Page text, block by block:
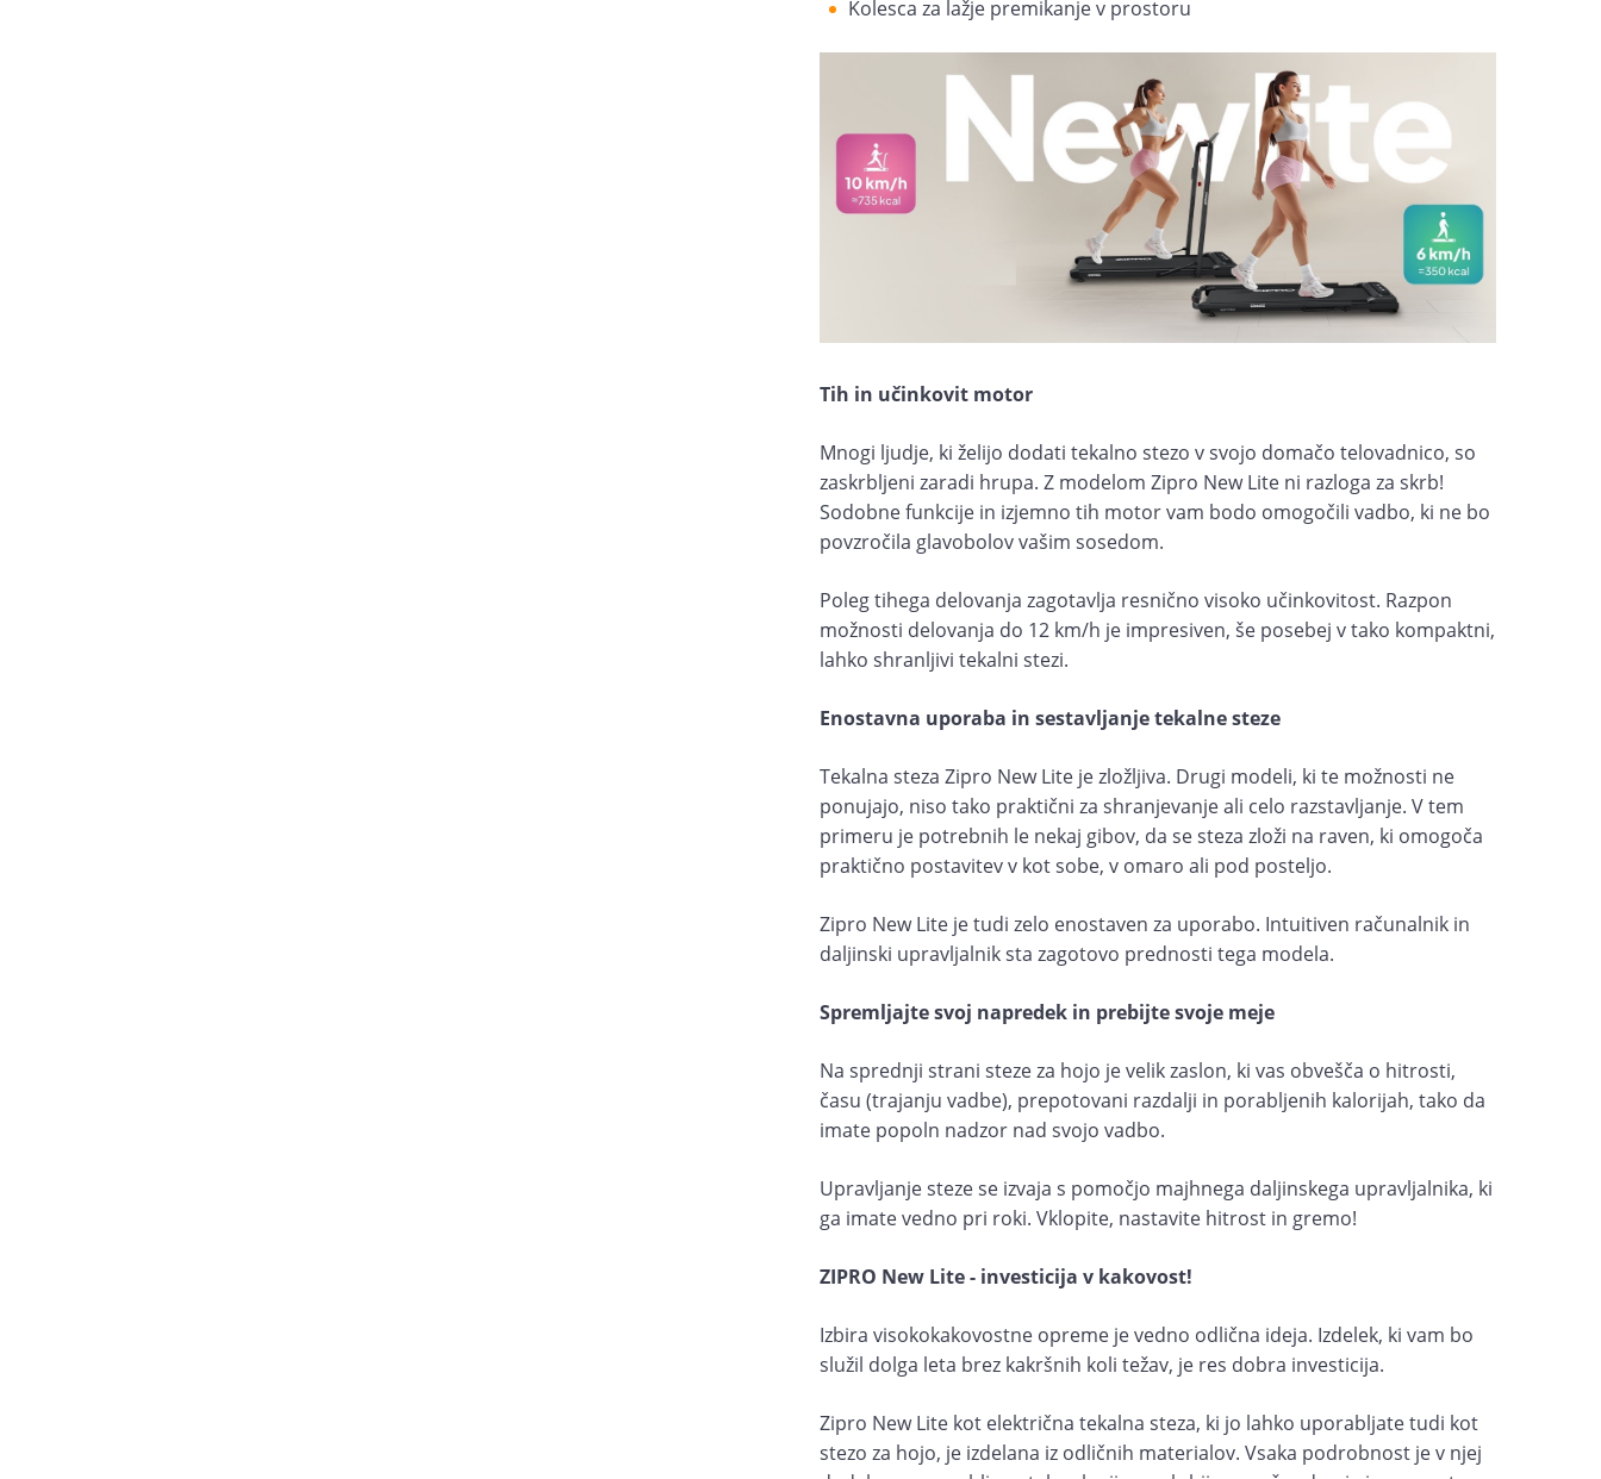
Kolesca za lažje premikanje v prostoru
Tih in učinkovit motor
Mnogi ljudje, ki želijo dodati tekalno stezo v svojo domačo telovadnico, so
zaskrbljeni zaradi hrupa. Z modelom Zipro New Lite ni razloga za skrb!
Sodobne funkcije in izjemno tih motor vam bodo omogočili vadbo, ki ne bo
povzročila glavobolov vašim sosedom.
Poleg tihega delovanja zagotavlja resnično visoko učinkovitost. Razpon
možnosti delovanja do 12 km/h je impresiven, še posebej v tako kompaktni,
lahko shranljivi tekalni stezi.
Enostavna uporaba in sestavljanje tekalne steze
Tekalna steza Zipro New Lite je zložljiva. Drugi modeli, ki te možnosti ne
ponujajo, niso tako praktični za shranjevanje ali celo razstavljanje. V tem
primeru je potrebnih le nekaj gibov, da se steza zloži na raven, ki omogoča
praktično postavitev v kot sobe, v omaro ali pod posteljo.
Zipro New Lite je tudi zelo enostaven za uporabo. Intuitiven računalnik in
daljinski upravljalnik sta zagotovo prednosti tega modela.
Spremljajte svoj napredek in prebijte svoje meje
Na sprednji strani steze za hojo je velik zaslon, ki vas obvešča o hitrosti,
času (trajanju vadbe), prepotovani razdalji in porabljenih kalorijah, tako da
imate popoln nadzor nad svojo vadbo.
Upravljanje steze se izvaja s pomočjo majhnega daljinskega upravljalnika, ki
ga imate vedno pri roki. Vklopite, nastavite hitrost in gremo!
ZIPRO New Lite - investicija v kakovost!
Izbira visokokakovostne opreme je vedno odlična ideja. Izdelek, ki vam bo
služil dolga leta brez kakršnih koli težav, je res dobra investicija.
Zipro New Lite kot električna tekalna steza, ki jo lahko uporabljate tudi kot
stezo za hojo, je izdelana iz odličnih materialov. Vsaka podrobnost je v njej